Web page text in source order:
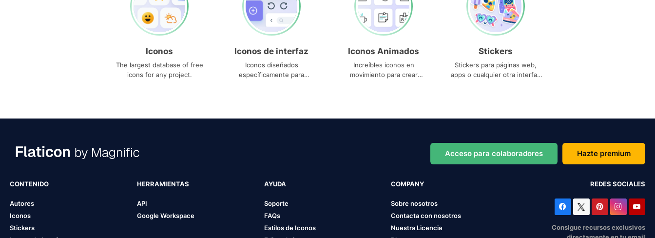
Iconos
The largest database of free
icons for any project.
Iconos de interfaz
Iconos diseñados
específicamente para
Iconos Animados
Increíbles iconos en
movimiento para crear
Stickers
Stickers para páginas web,
apps o cualquier otra interfaz
Acceso para colaboradores Hazte premium
CONTENIDO
Autores
Iconos
Stickers
HERRAMIENTAS
API
Google Workspace
AYUDA
Soporte
FAQs
Estilos de Iconos
COMPANY
Sobre nosotros
Contacta con nosotros
Nuestra Licencia
REDES SOCIALES
Consigue recursos exclusivos